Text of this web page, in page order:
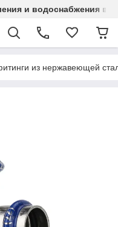
и водоснабжения в
из нержавеющей